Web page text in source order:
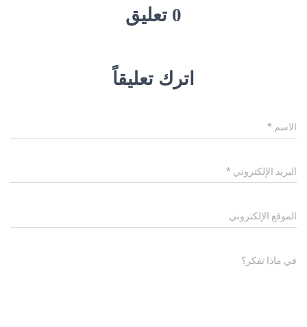
0 تعليق
اترك تعليقاً
الاسم *
البريد الإلكتروني *
الموقع الإلكتروني
في ماذا تفكر؟